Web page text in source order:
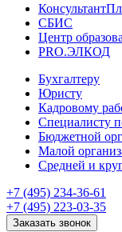
СБИС
Центр
PRO.ЭЛКОД
Бухгалтеру
Юристу
Кадровому
Специалисту
Бюджетной
Малой
Средней и
+7 (495) 234-36-61
+7 (495) 223-03-35
Заказать звонок